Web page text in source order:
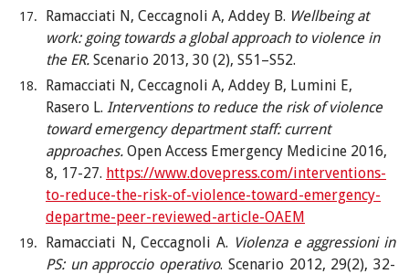
Ramacciati N, Ceccagnoli A, Addey B. Wellbeing at
work: going towards a global approach to violence in
the ER. Scenario 2013, 30 (2), S51–S52.
Ramacciati N, Ceccagnoli A, Addey B, Lumini E,
Rasero L. Interventions to reduce the risk of violence
toward emergency department staff: current
approaches. Open Access Emergency Medicine 2016,
8, 17-27. https://www.dovepress.com/interventions-
to-reduce-the-risk-of-violence-toward-emergency-
departme-peer-reviewed-article-OAEM
Ramacciati N, Ceccagnoli A. Violenza e aggressioni in
PS: un approccio operativo. Scenario 2012, 29(2), 32-